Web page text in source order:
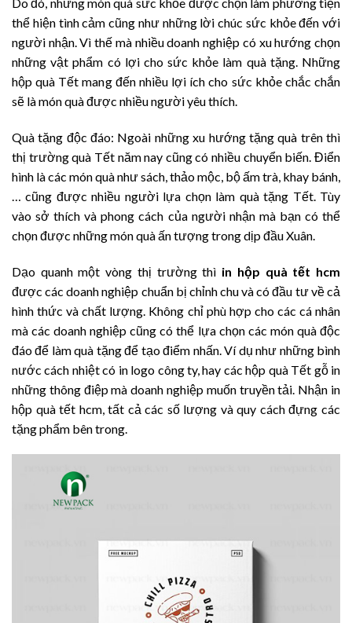
thể hiện tình cảm cũng như những lời chúc sức khỏe đến với
người nhận. Vì thế mà nhiều doanh nghiệp có xu hướng chọn
những vật phẩm có lợi cho sức khỏe làm quà tặng. Những
hộp quà Tết mang đến nhiều lợi ích cho sức khỏe chắc chắn
sẽ là món quà được nhiều người yêu thích.
Quà tặng độc đáo: Ngoài những xu hướng tặng quà trên thì
thị trường quà Tết năm nay cũng có nhiều chuyển biến. Điển
hình là các món quà như sách, thảo mộc, bộ ấm trà, khay bánh,
… cũng được nhiều người lựa chọn làm quà tặng Tết. Tùy
vào sở thích và phong cách của người nhận mà bạn có thể
chọn được những món quà ấn tượng trong dịp đầu Xuân.
Dạo quanh một vòng thị trường thì in hộp quà tết hcm
được các doanh nghiệp chuẩn bị chỉnh chu và có đầu tư về cả
hình thức và chất lượng. Không chỉ phù hợp cho các cá nhân
mà các doanh nghiệp cũng có thể lựa chọn các món quà độc
đáo để làm quà tặng để tạo điểm nhấn. Ví dụ như những bình
nước cách nhiệt có in logo công ty, hay các hộp quà Tết gỗ in
những thông điệp mà doanh nghiệp muốn truyền tải. Nhận in
hộp quà tết hcm, tất cả các số lượng và quy cách đựng các
tặng phẩm bên trong.